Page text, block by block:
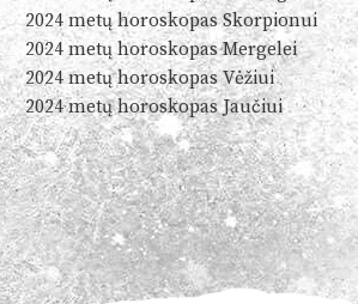
2024 metų horoskopas Skorpionui
2024 metų horoskopas Mergelei
2024 metų horoskopas Vėžiui
2024 metų horoskopas Jaučiui